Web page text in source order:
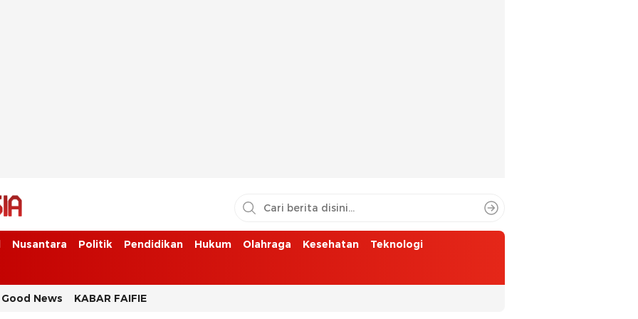
Nusantara Politik Pendidikan Hukum Olahraga Kesehatan Teknologi
Good News KABAR FAIFIE